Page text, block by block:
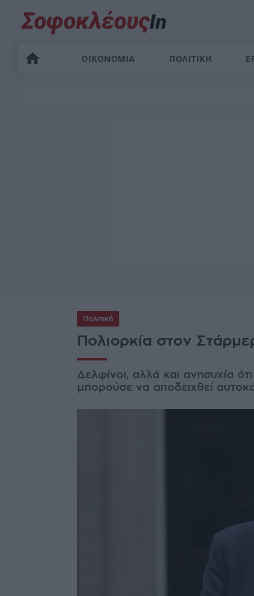
ΟΙΚΟΝΟΜΙΑ ΠΟΛΙΤΙΚΗ
Πολιτική
Πολιορκία στον
Δελφίνοι, αλλά και ανησυχία
μπορούσε να αποδειχθεί